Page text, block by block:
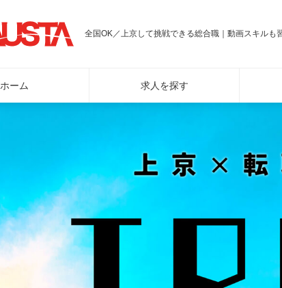
全国OK／上京して挑戦できる総合職｜動画スキルも
ホーム 求人を探す